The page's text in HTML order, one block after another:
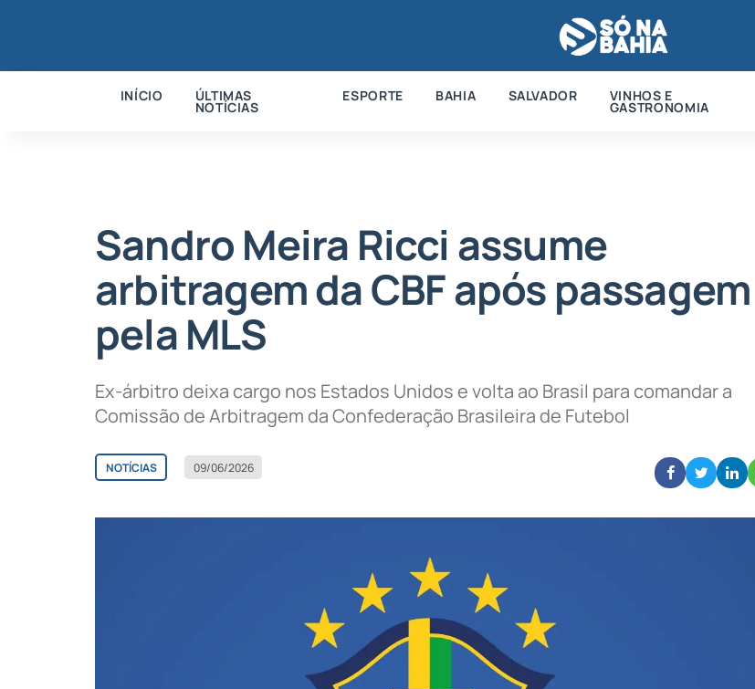
INÍCIO ÚLTIMAS
NOTÍCIAS
ESPORTE BAHIA SALVADOR VINHOS E
GASTRONOMIA
Sandro Meira Ricci assume
arbitragem da CBF após passagem
pela MLS
Ex-árbitro deixa cargo nos Estados Unidos e volta ao Brasil para comandar a
Comissão de Arbitragem da Confederação Brasileira de Futebol
NOTÍCIAS 09/06/2026